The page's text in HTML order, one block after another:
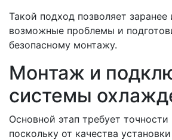
Такой подход позволяет заранее
возможные проблемы и
безопасному монтажу.
Монтаж и
системы
Основной этап требует
поскольку от качества